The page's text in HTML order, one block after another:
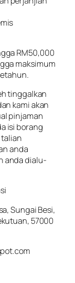
RM50,000
maksimum
tinggalkan
kami akan
pinjaman
isi borang
anda
anda dialu-
Sungai Besi,
57000